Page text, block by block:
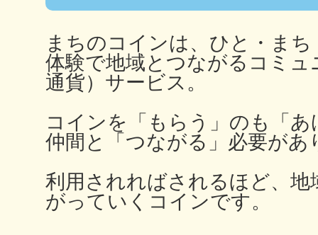
まちのコインは、ひと・ま
体験で地域とつながるコミュ
通貨）サービス。
コインを「もらう」のも「
仲間と「つながる」必要があ
利用されればされるほど、地
がっていくコインです。
シモキ
多度津
厚木